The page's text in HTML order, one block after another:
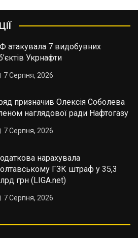
атакувала 7 видобувних
Укрнафти
7 Серпня, 2026
призначив Олексія Соболева
наглядової ради Нафтогазу
7 Серпня, 2026
нарахувала
ГЗК штраф у 35,3
грн (LIGA.net)
7 Серпня, 2026